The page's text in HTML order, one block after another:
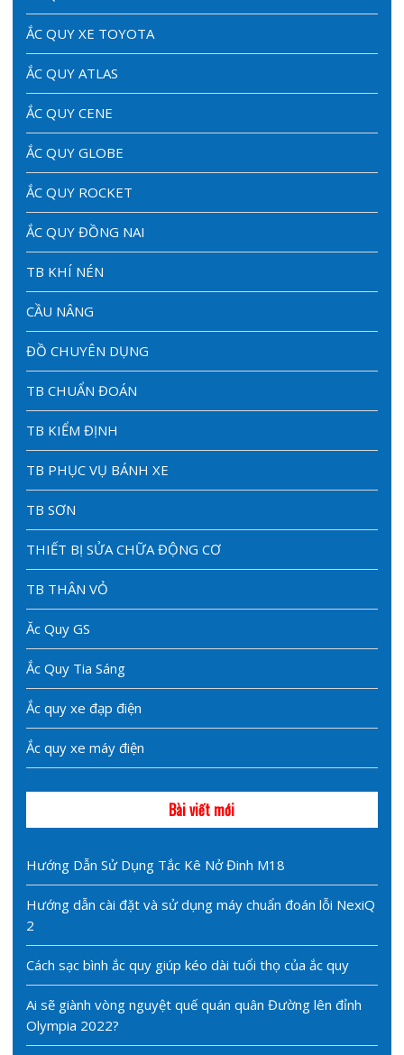
ẮC QUY XE TOYOTA
ẮC QUY ATLAS
ẮC QUY CENE
ẮC QUY GLOBE
ẮC QUY ROCKET
ẮC QUY ĐỒNG NAI
TB KHÍ NÉN
CẦU NÂNG
ĐỒ CHUYÊN DỤNG
TB CHUẨN ĐOÁN
TB KIỂM ĐỊNH
TB PHỤC VỤ BÁNH XE
TB SƠN
THIẾT BỊ SỬA CHỮA ĐỘNG CƠ
TB THÂN VỎ
Ăc Quy GS
Ắc Quy Tia Sáng
Ắc quy xe đạp điện
Ắc quy xe máy điện
Bài viết mới
Hướng Dẫn Sử Dụng Tắc Kê Nở Đinh M18
Hướng dẫn cài đặt và sử dụng máy chuẩn đoán lỗi NexiQ
2
Cách sạc bình ắc quy giúp kéo dài tuổi thọ của ắc quy
Ai sẽ giành vòng nguyệt quế quán quân Đường lên đỉnh
Olympia 2022?